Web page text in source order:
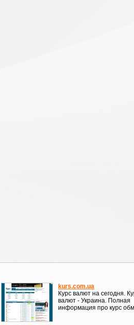
kurs.com.ua
Курс валют на сегодня.
валют - Украина. Полная
информация про курс